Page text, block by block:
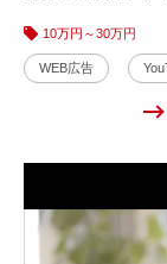
10万円～30万円
WEB広告
Learn&Earn株式会社
スポーツ観戦ア